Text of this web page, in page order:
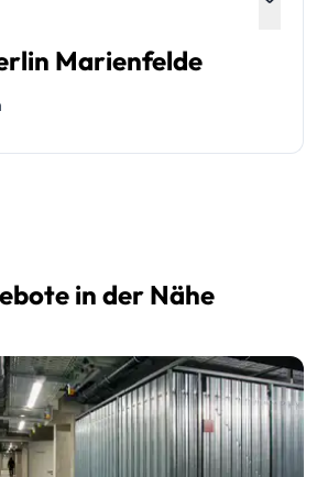
Marienfelde
in der Nähe